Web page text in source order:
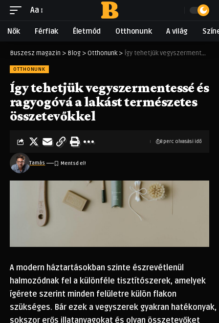
Aa
Nők Férfiak Életmód Otthonunk A világ
Buszesz magazin > Blog >Otthonunk> Így tehetjük vegyszermentessé és ragyogóvá a lakást természetes összetevőkkel
OTTHONUNK
Így tehetjük vegyszermentessé és
ragyogóvá a lakást természetes
összetevőkkel
Tamás
8 perc olvasási idő
A modern háztartásokban szinte észrevétlenül
halmozódnak fel a különféle tisztítószerek, amelyek
ígérete szerint minden felületre külön flakon
szükséges. Bár ezek a vegyszerek gyakran hatékonyak,
sokszor erős illatanyagokat és olyan összetevőket